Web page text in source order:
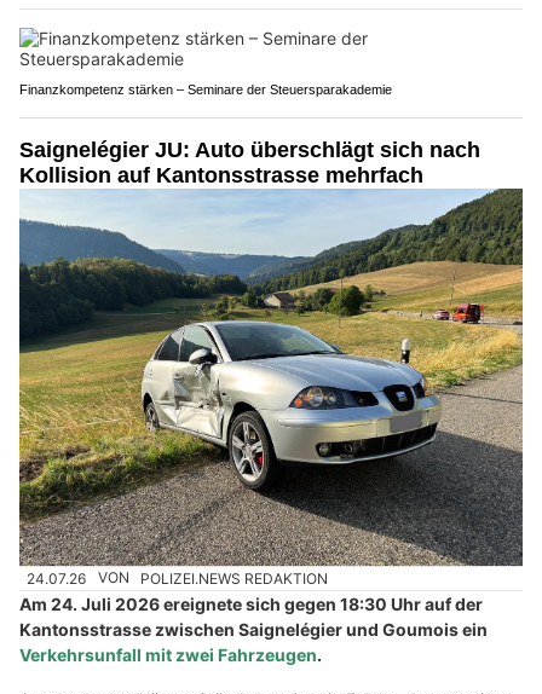
Finanzkompetenz stärken – Seminare der Steuersparakademie
Saignelégier JU: Auto überschlägt sich nach
Kollision auf Kantonsstrasse mehrfach
24.07.26 VON POLIZEI.NEWS REDAKTION
Am 24. Juli 2026 ereignete sich gegen 18:30 Uhr auf der
Kantonsstrasse zwischen Saignelégier und Goumois ein
Verkehrsunfall mit zwei Fahrzeugen.